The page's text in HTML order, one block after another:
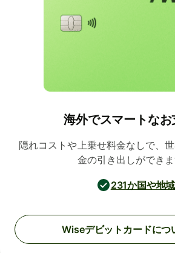
海外でスマートなお
隠れコストや上乗せ料金なしで、
金の引き出しができま
231か国や地域
Wiseデビットカードにつ